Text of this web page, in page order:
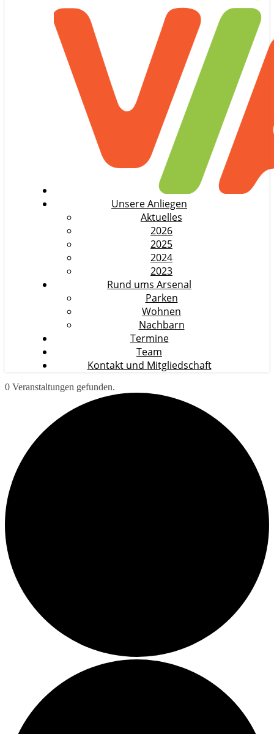
Unsere Anliegen
Aktuelles
2026
2025
2024
2023
Rund ums Arsenal
Parken
Wohnen
Nachbarn
Termine
Team
Kontakt und Mitgliedschaft
0 Veranstaltungen gefunden.